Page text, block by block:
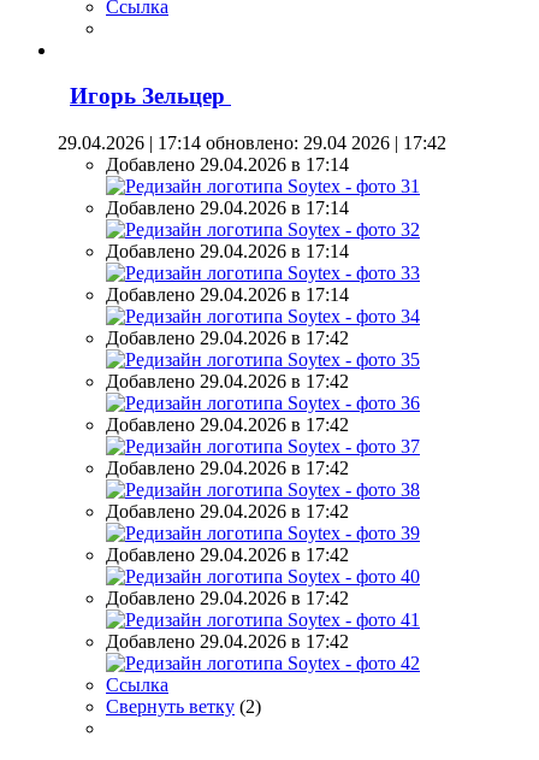
Ссылка
Игорь Зельцер
29.04.2026 | 17:14 обновлено: 29.04 2026 | 17:42
Добавлено 29.04.2026 в 17:14
Добавлено 29.04.2026 в 17:14
Добавлено 29.04.2026 в 17:14
Добавлено 29.04.2026 в 17:14
Добавлено 29.04.2026 в 17:42
Добавлено 29.04.2026 в 17:42
Добавлено 29.04.2026 в 17:42
Добавлено 29.04.2026 в 17:42
Добавлено 29.04.2026 в 17:42
Добавлено 29.04.2026 в 17:42
Добавлено 29.04.2026 в 17:42
Добавлено 29.04.2026 в 17:42
Ссылка
Свернуть ветку (2)